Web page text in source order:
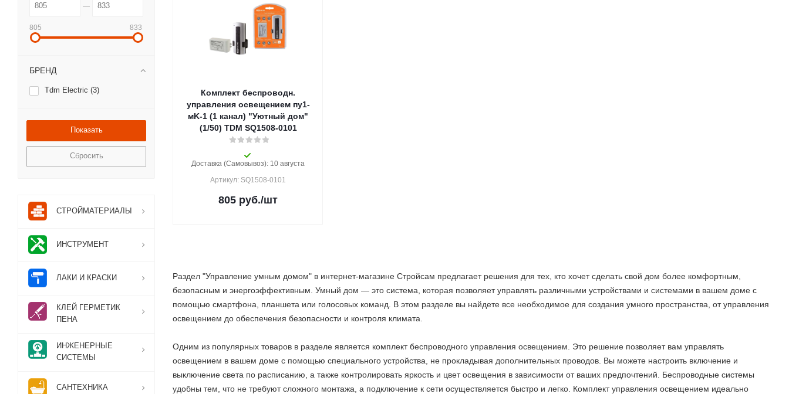
Комплект беспроводн.
управления освещением пу1-
мK-1 (1 канал) "Уютный дом"
(1/50) TDM SQ1508-0101
Доставка (Самовывоз): 10 августа
Артикул: SQ1508-0101
805 руб./шт
Раздел "Управление умным домом" в интернет-магазине Стройсам предлагает решения для тех, кто хочет сделать свой дом более комфортным,
безопасным и энергоэффективным. Умный дом — это система, которая позволяет управлять различными устройствами и системами в вашем доме с
помощью смартфона, планшета или голосовых команд. В этом разделе вы найдете все необходимое для создания умного пространства, от управления
освещением до обеспечения безопасности и контроля климата.
Одним из популярных товаров в разделе является комплект беспроводного управления освещением. Это решение позволяет вам управлять
освещением в вашем доме с помощью специального устройства, не прокладывая дополнительных проводов. Вы можете настроить включение и
выключение света по расписанию, а также контролировать яркость и цвет освещения в зависимости от ваших предпочтений. Беспроводные системы
удобны тем, что не требуют сложного монтажа, а подключение к сети осуществляется быстро и легко. Комплект управления освещением идеально
805 833
БРЕНД
Tdm Electric (3)
Сбросить
СТРОЙМАТЕРИАЛЫ
ИНСТРУМЕНТ
ЛАКИ И КРАСКИ
КЛЕЙ ГЕРМЕТИК
ПЕНА
ИНЖЕНЕРНЫЕ
СИСТЕМЫ
САНТЕХНИКА